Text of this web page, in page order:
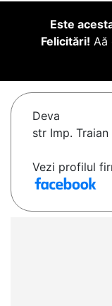
Este
Felicitări! Aă
Deva
str Imp. Traian
Vezi profilul